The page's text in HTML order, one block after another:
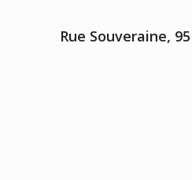
Rue Souveraine,